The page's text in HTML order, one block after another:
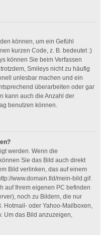
können, um ein Gefühl
kurzen Code, z. B. bedeutet :)
können Sie beim Verfassen
Smileys nicht zu häufig
unlesbar machen und ein
überarbeiten oder gar
kann auch die Anzahl der
benutzen können.
werden. Wenn die
Sie das Bild auch direkt
Bild verlinken, das auf einem
www.domain.tld/mein-bild.gif.
auf Ihrem eigenen PC befinden
noch zu Bildern, die nur
Hotmail- oder Yahoo-Mailboxen,
Um das Bild anzuzeigen,